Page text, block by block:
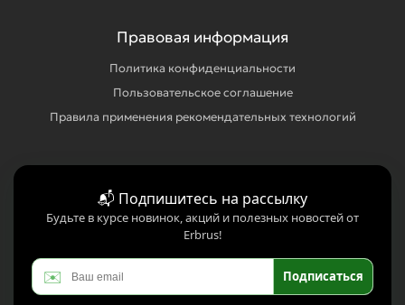
Правовая информация
Политика конфиденциальности
Пользовательское соглашение
Правила применения рекомендательных технологий
📬 Подпишитесь на рассылку
Будьте в курсе новинок, акций и полезных новостей от
Erbrus!
✉️ Подписаться